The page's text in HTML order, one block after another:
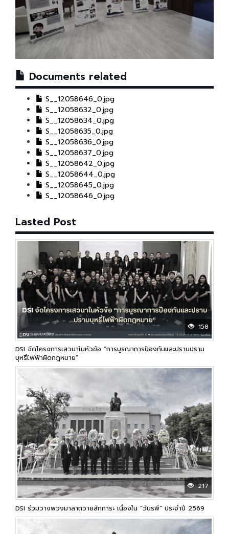
Documents related
S__12058646_0.jpg
S__12058632_0.jpg
S__12058634_0.jpg
S__12058635_0.jpg
S__12058636_0.jpg
S__12058637_0.jpg
S__12058642_0.jpg
S__12058644_0.jpg
S__12058645_0.jpg
S__12058646_0.jpg
Lasted Post
158
DSI จัดโครงการเสวนาในหัวข้อ “การบูรณาการป้องกันและปราบปราม
บุหรี่ไฟฟ้าผิดกฎหมาย”
217
DSI ร่วมวางพวงมาลาถวายสักการะ เนื่องใน “วันรพี” ประจำปี 2569